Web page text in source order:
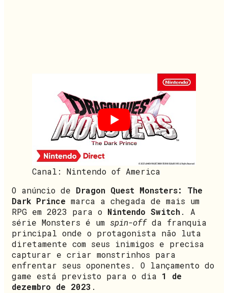
Canal: Nintendo of America
O anúncio de Dragon Quest Monsters: The
Dark Prince marca a chegada de mais um
RPG em 2023 para o Nintendo Switch. A
série Monsters é um spin-offda franquia
principal onde o protagonista não luta
diretamente com seus inimigos e precisa
capturar e criar monstrinhos para
enfrentar seus oponentes. O lançamento do
game está previsto para o dia 1 de
dezembro de 2023 .